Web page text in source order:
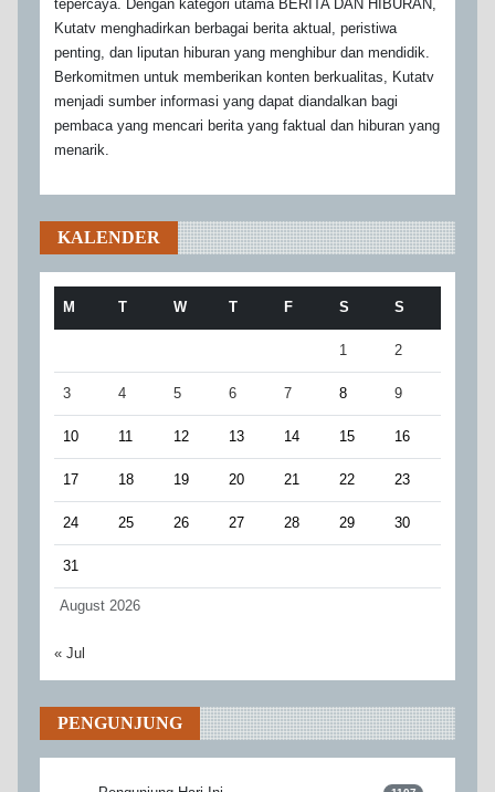
tepercaya. Dengan kategori utama BERITA DAN HIBURAN,
Kutatv menghadirkan berbagai berita aktual, peristiwa
penting, dan liputan hiburan yang menghibur dan mendidik.
Berkomitmen untuk memberikan konten berkualitas, Kutatv
menjadi sumber informasi yang dapat diandalkan bagi
pembaca yang mencari berita yang faktual dan hiburan yang
menarik.
KALENDER
August 2026
M T W T F S S
1 2
3 4 5 6 7 8 9
10 11 12 13 14 15 16
17 18 19 20 21 22 23
24 25 26 27 28 29 30
31
« Jul
PENGUNJUNG